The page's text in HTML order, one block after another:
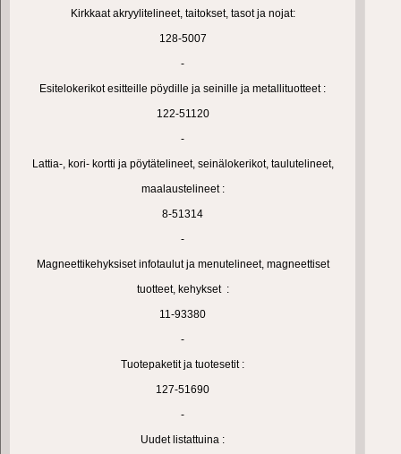
Kirkkaat akryylitelineet, taitokset, tasot ja nojat:
128-5007
-
Esitelokerikot esitteille pöydille ja seinille ja metallituotteet :
122-51120
-
Lattia-, kori- kortti ja pöytätelineet, seinälokerikot, taulutelineet,
maalaustelineet :
8-51314
-
Magneettikehyksiset infotaulut ja menutelineet, magneettiset
tuotteet, kehykset :
11-93380
-
Tuotepaketit ja tuotesetit :
127-51690
-
Uudet listattuina :